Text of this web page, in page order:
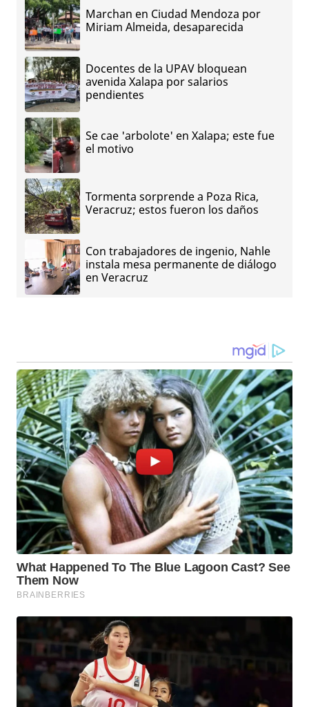
Marchan en Ciudad Mendoza por
Miriam Almeida, desaparecida
Docentes de la UPAV bloquean
avenida Xalapa por salarios
pendientes
Se cae 'arbolote' en Xalapa; este fue
el motivo
Tormenta sorprende a Poza Rica,
Veracruz; estos fueron los daños
Con trabajadores de ingenio, Nahle
instala mesa permanente de diálogo
en Veracruz